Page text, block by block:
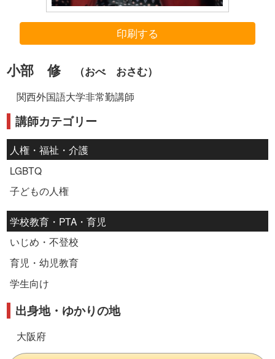
印刷する
小部 修 （おべ おさむ）
関西外国語大学非常勤講師
講師カテゴリー
人権・福祉・介護
LGBTQ
子どもの人権
学校教育・PTA・育児
いじめ・不登校
育児・幼児教育
学生向け
出身地・ゆかりの地
大阪府